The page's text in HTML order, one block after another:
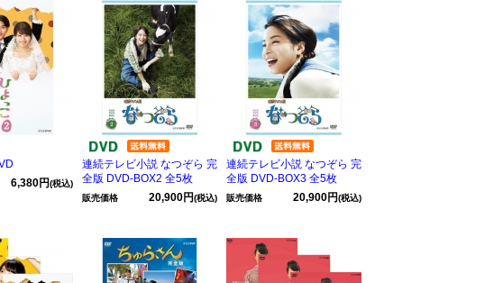
6,380円(税込)
連続テレビ小説 なつぞら 完
全版 DVD-BOX2 全5枚
販売価格 20,900円(税込)
連続テレビ小説 なつぞら 完
全版 DVD-BOX3 全5枚
販売価格 20,900円(税込)